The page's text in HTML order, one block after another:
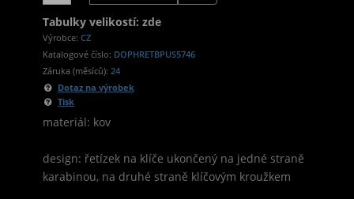
Tabulky velikostí: zde
Výrobce: CZ
Katalogové číslo: DOPHRETBPUS5746
Záruka (měsíců): 24
Dotaz na výrobek
Tisk
materiál: kov
design: řetízek na klíče ukončený na jedné straně
karabinou, na druhé straně klíčovým kroužkem